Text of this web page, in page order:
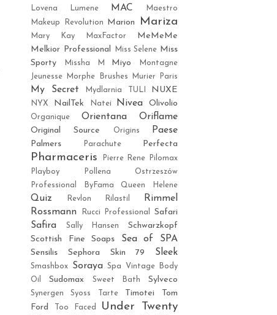
Lovena
Lumene MAC
Maestro
Makeup Revolution
Marion Mariza
Mary Kay MaxFactor
MeMeMe
Melkior Professional
Miss Selene Miss
Sporty
Missha M Miyo
Montagne
Jeunesse
Morphe Brushes Murier Paris
My Secret Mydlarnia TULI NUXE
NYX NailTek Natei Nivea Olivolio
Organique Orientana Oriflame
Original Source Origins Paese
Palmers Parachute Perfecta
Pharmaceris Pierre Rene
Pilomax
Playboy
Pollena Ostrzeszów
Professional ByFama
Queen Helene
Quiz Revlon Rilastil
Rimmel
Rossmann
Rucci Professional Safari
Safira Sally Hansen
Schwarzkopf
Scottish Fine Soaps
Sea of SPA
Sensilis Sephora Skin 79 Sleek
Smashbox Soraya Spa Vintage Body
Oil
Sudomax Sweet Bath Sylveco
Synergen Syoss Tarte Timotei
Tom
Ford
Too Faced Under Twenty